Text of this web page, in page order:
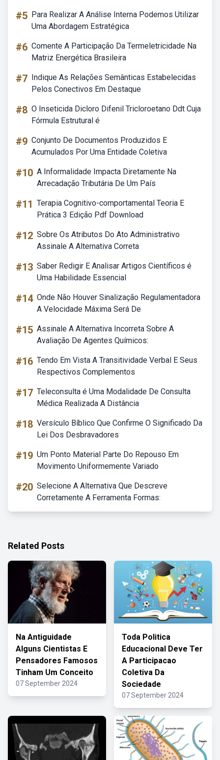
#5 Para Realizar A Análise Interna Podemos Utilizar
Uma Abordagem Estratégica
#6 Comente A Participação Da Termeletricidade Na
Matriz Energética Brasileira
#7 Indique As Relações Semânticas Estabelecidas
Pelos Conectivos Em Destaque
#8 O Inseticida Dicloro Difenil Tricloroetano Ddt Cuja
Fórmula Estrutural é
#9 Conjunto De Documentos Produzidos E
Acumulados Por Uma Entidade Coletiva
#10 A Informalidade Impacta Diretamente Na
Arrecadação Tributária De Um País
#11 Terapia Cognitivo-comportamental Teoria E
Prática 3 Edição Pdf Download
#12 Sobre Os Atributos Do Ato Administrativo
Assinale A Alternativa Correta
#13 Saber Redigir E Analisar Artigos Científicos é
Uma Habilidade Essencial
#14 Onde Não Houver Sinalização Regulamentadora
A Velocidade Máxima Será De
#15 Assinale A Alternativa Incorreta Sobre A
Avaliação De Agentes Químicos:
#16 Tendo Em Vista A Transitividade Verbal E Seus
Respectivos Complementos
#17 Teleconsulta é Uma Modalidade De Consulta
Médica Realizada A Distância
#18 Versículo Bíblico Que Confirme O Significado Da
Lei Dos Desbravadores
#19 Um Ponto Material Parte Do Repouso Em
Movimento Uniformemente Variado
#20 Selecione A Alternativa Que Descreve
Corretamente A Ferramenta Formas:
Related Posts
Na Antiguidade
Alguns Cientistas E
Pensadores Famosos
Tinham Um Conceito
07 September 2024
Toda Politica
Educacional Deve Ter
A Participacao
Coletiva Da
Sociedade
07 September 2024